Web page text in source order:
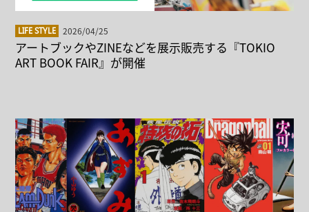
LIFE STYLE 2026/04/25
アートブックやZINEなどを展示販売する『TOKIO
ART BOOK FAIR』が開催